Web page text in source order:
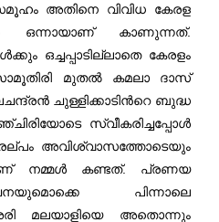
അതിനെ വിവിധ കേരള
ഒന്നായാണ് കാണുന്നത്.
ഒച്ചപ്പാടില്ലാതെ കേരളം
സാമൂതിരി മുതൽ കമലാ ദാസ്
ചുള്ളിക്കാടിന്‍റെ ബുദ്ധ
സ്വീകരിച്ചപ്പോൾ
അവിശ്വാസത്തോടെയും
നമ്മള്‍ കണ്ടത്. പ്രണയ
പിന്നാലെ
മലയാളിയെ അതൊന്നും